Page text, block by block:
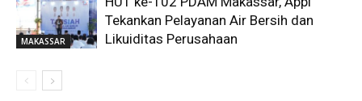
MAKASSAR
Tekankan Pelayanan Air Bersih dan
Likuiditas Perusahaan